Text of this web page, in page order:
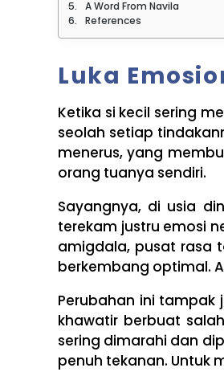
A Word From Navila
References
Luka
Ketika si kecil sering
seolah setiap
menerus, yang
orang tuanya sendiri.
Sayangnya, di usia
terekam justru emosi
amigdala, pusat rasa
berkembang optimal.
Perubahan ini
khawatir berbuat
sering dimarahi dan
penuh tekanan. Untuk